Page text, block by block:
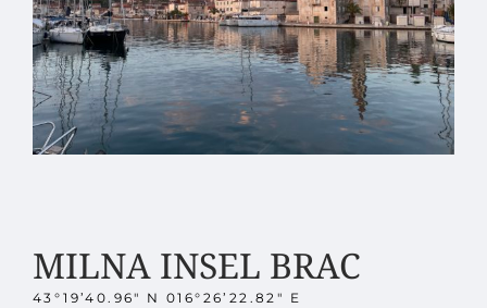
MILNA INSEL BRAC
43°19’40.96″ N 016°26’22.82″ E